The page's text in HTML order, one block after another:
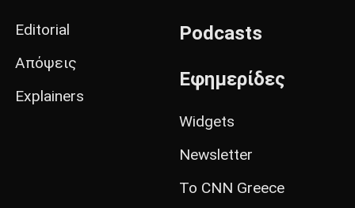
Editorial
Απόψεις
Explainers
Podcasts
Εφημερίδες
Widgets
Newsletter
Το CNN Greece